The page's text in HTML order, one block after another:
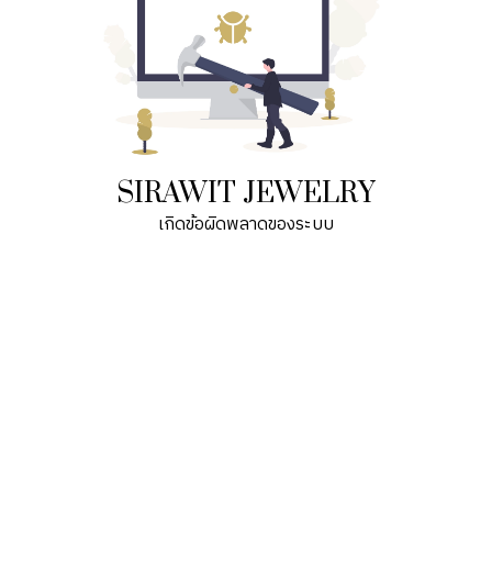
SIRAWIT JEWELRY
เกิดข้อผิดพลาดของระบบ